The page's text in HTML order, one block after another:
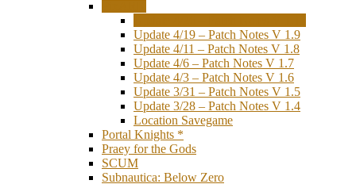
Update 4/19 – Patch Notes V 1.9
Update 4/11 – Patch Notes V 1.8
Update 4/6 – Patch Notes V 1.7
Update 4/3 – Patch Notes V 1.6
Update 3/31 – Patch Notes V 1.5
Update 3/28 – Patch Notes V 1.4
Location Savegame
Portal Knights *
Praey for the Gods
SCUM
Subnautica: Below Zero